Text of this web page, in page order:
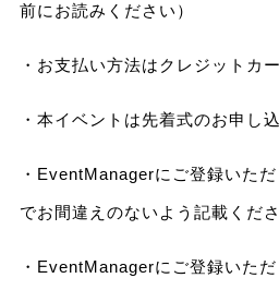
前にお読みください）
・お支払い方法はクレジットカ
・本イベントは先着式のお申し
・EventManagerにご登録いた
でお間違えのないよう記載くださ
・EventManagerにご登録いた